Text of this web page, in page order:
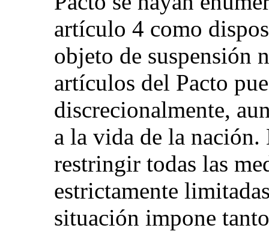
artículo 4 como
objeto de suspensión
artículos del Pacto
discrecionalmente,
a la vida de la
restringir todas las
estrictamente
situación impone